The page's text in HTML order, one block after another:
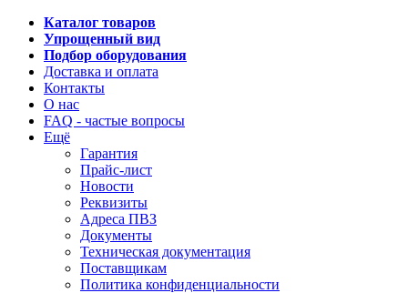
Каталог товаров
Упрощенный вид
Подбор оборудования
Доставка и оплата
Контакты
О нас
FAQ - частые вопросы
Ещё
Гарантия
Прайс-лист
Новости
Реквизиты
Адреса ПВЗ
Документы
Техническая документация
Поставщикам
Политика конфиденциальности